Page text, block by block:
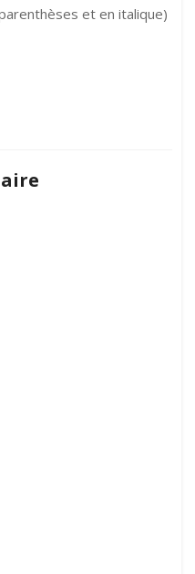
et en italique)